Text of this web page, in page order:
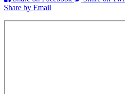
Share by Email